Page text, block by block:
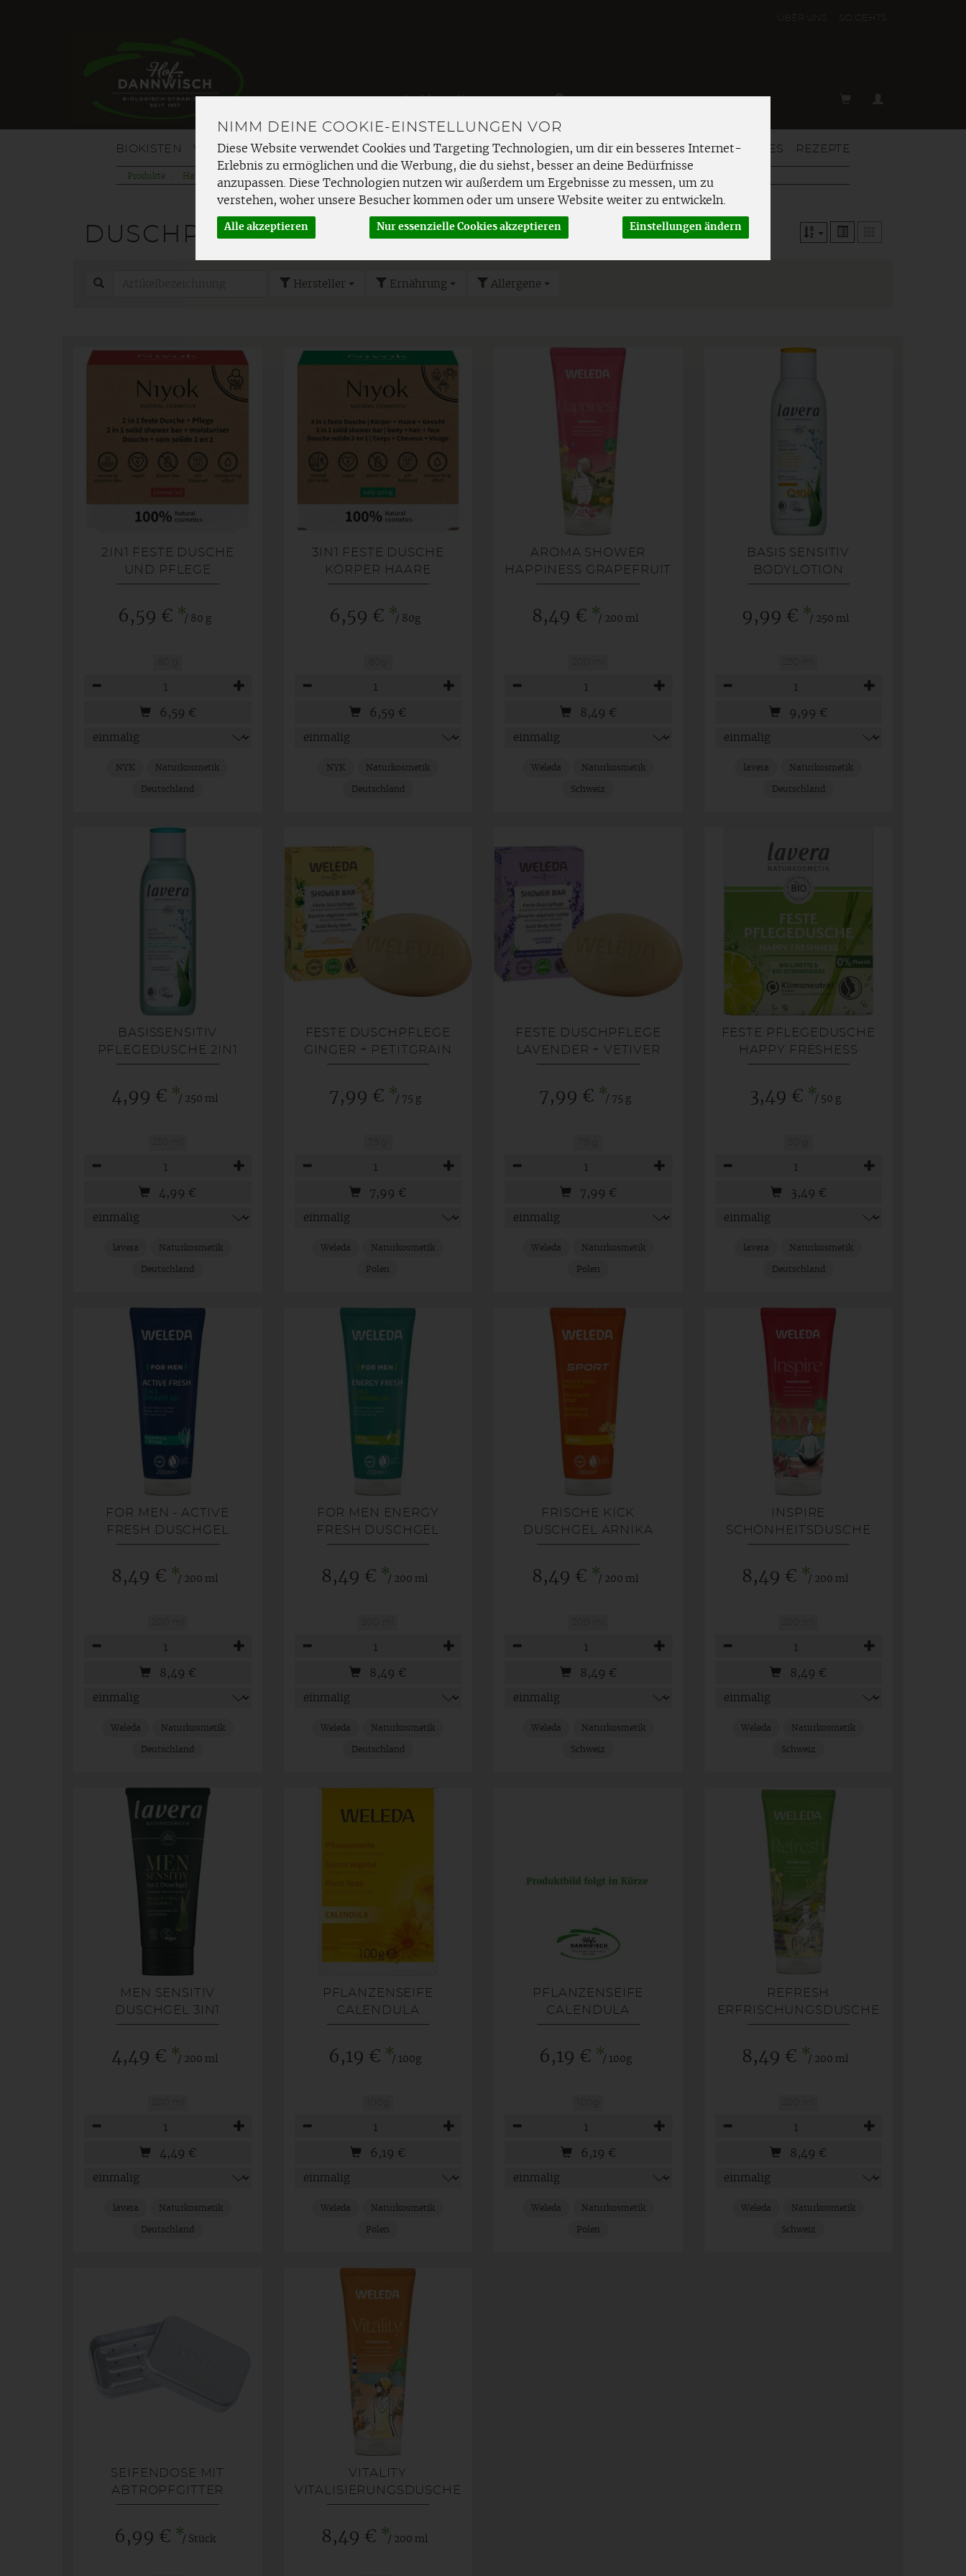
NIMM DEINE COOKIE-EINSTELLUNGEN VOR
Diese Website verwendet Cookies und Targeting Technologien, um dir ein besseres Internet-
Erlebnis zu ermöglichen und die Werbung, die du siehst, besser an deine Bedürfnisse
anzupassen. Diese Technologien nutzen wir außerdem um Ergebnisse zu messen, um zu
verstehen, woher unsere Besucher kommen oder um unsere Website weiter zu entwickeln.
Alle akzeptieren Nur essenzielle Cookies akzeptieren Einstellungen ändern
BIOKISTEN VOM HOF OBST GEMÜSE FRISCHETHEKE SPEISEKAMMER HAUSHALT & MEHR AKTUELLES REZEPTE
Produkte Haushalt & mehr Körperpflege & Kosmetik Körperreinigung & Pflege
DUSCHPFLEGE
Hersteller Ernährung Allergene
2IN1 FESTE DUSCHE
UND PFLEGE
6,59 € */ 80 g
6,59 €
NYK Naturkosmetik
Deutschland
3IN1 FESTE DUSCHE
KÖRPER HAARE
GESICHT
6,59 € */ 80g
6,59 €
NYK Naturkosmetik
Deutschland
AROMA SHOWER
HAPPINESS GRAPEFRUIT
8,49 € */ 200 ml
8,49 €
Weleda Naturkosmetik
Schweiz
BASIS SENSITIV
BODYLOTION
STRAFFEND
9,99 € */ 250 ml
9,99 €
lavera Naturkosmetik
Deutschland
BASISSENSITIV
PFLEGEDUSCHE 2IN1
4,99 € */ 250 ml
4,99 €
lavera Naturkosmetik
Deutschland
FESTE DUSCHPFLEGE
GINGER + PETITGRAIN
7,99 € */ 75 g
7,99 €
Weleda Naturkosmetik
Polen
FESTE DUSCHPFLEGE
LAVENDER + VETIVER
7,99 € */ 75 g
7,99 €
Weleda Naturkosmetik
Polen
FESTE PFLEGEDUSCHE
HAPPY FRESHESS
3,49 € */ 50 g
3,49 €
lavera Naturkosmetik
Deutschland
FOR MEN - ACTIVE
FRESH DUSCHGEL
8,49 € */ 200 ml
8,49 €
Weleda Naturkosmetik
Deutschland
FOR MEN ENERGY
FRESH DUSCHGEL
8,49 € */ 200 ml
8,49 €
Weleda Naturkosmetik
Deutschland
FRISCHE KICK
DUSCHGEL ARNIKA
8,49 € */ 200 ml
8,49 €
Weleda Naturkosmetik
Schweiz
INSPIRE
SCHÖNHEITSDUSCHE
GRANATAPFEL
8,49 € */ 200 ml
8,49 €
Weleda Naturkosmetik
Schweiz
MEN SENSITIV
DUSCHGEL 3IN1
4,49 € */ 200 ml
4,49 €
lavera Naturkosmetik
Deutschland
PFLANZENSEIFE
CALENDULA
6,19 € */ 100g
6,19 €
Weleda Naturkosmetik
Polen
PFLANZENSEIFE
CALENDULA
6,19 € */ 100g
6,19 €
Weleda Naturkosmetik
Polen
REFRESH
ERFRISCHUNGSDUSCHE
CITRUS
8,49 € */ 200 ml
8,49 €
Weleda Naturkosmetik
Schweiz
SEIFENDOSE MIT
ABTROPFGITTER
6,99 € */ Stück
VITALITY
VITALISIERUNGSDUSCHE
SANDDORN
8,49 € */ 200 ml